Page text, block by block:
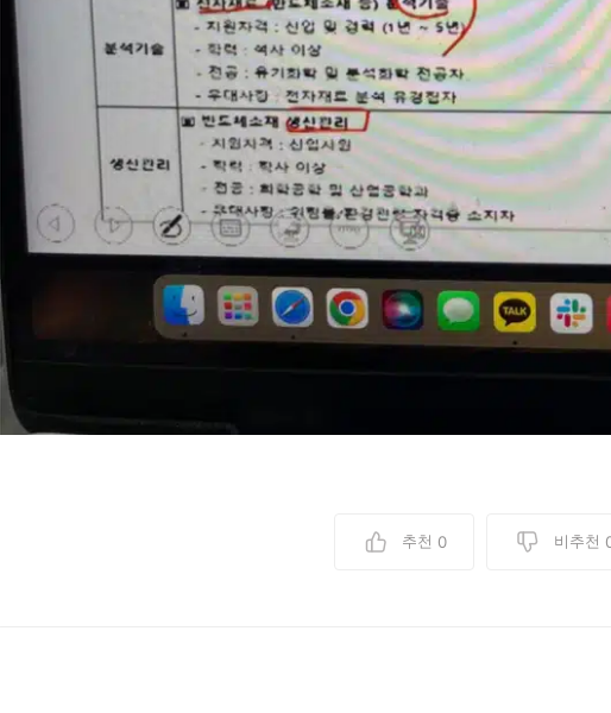
추천 0 비추천